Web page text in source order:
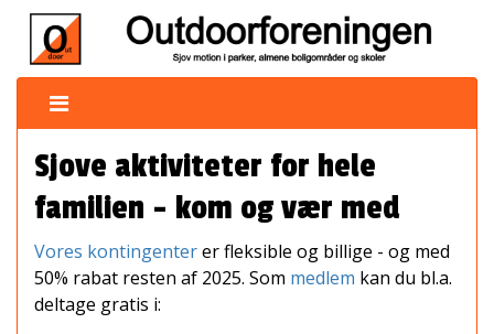
Sjove aktiviteter for hele
familien - kom og vær med
Vores kontingenterer fleksible og billige - og med
50% rabat resten af 2025. Som medlem kan du bl.a.
deltage gratis i: